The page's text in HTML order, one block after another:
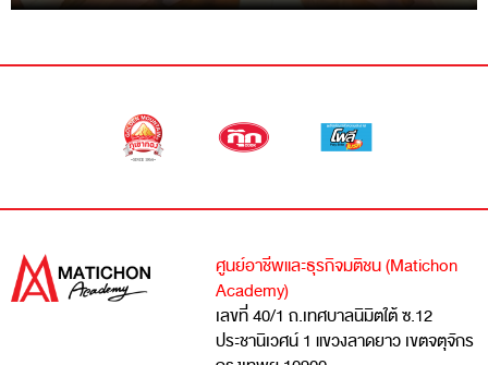
ศูนย์อาชีพและธุรกิจมติชน (Matichon
Academy)
เลขที่ 40/1 ถ.เทศบาลนิมิตใต้ ซ.12
ประชานิเวศน์ 1 แขวงลาดยาว เขตจตุจักร